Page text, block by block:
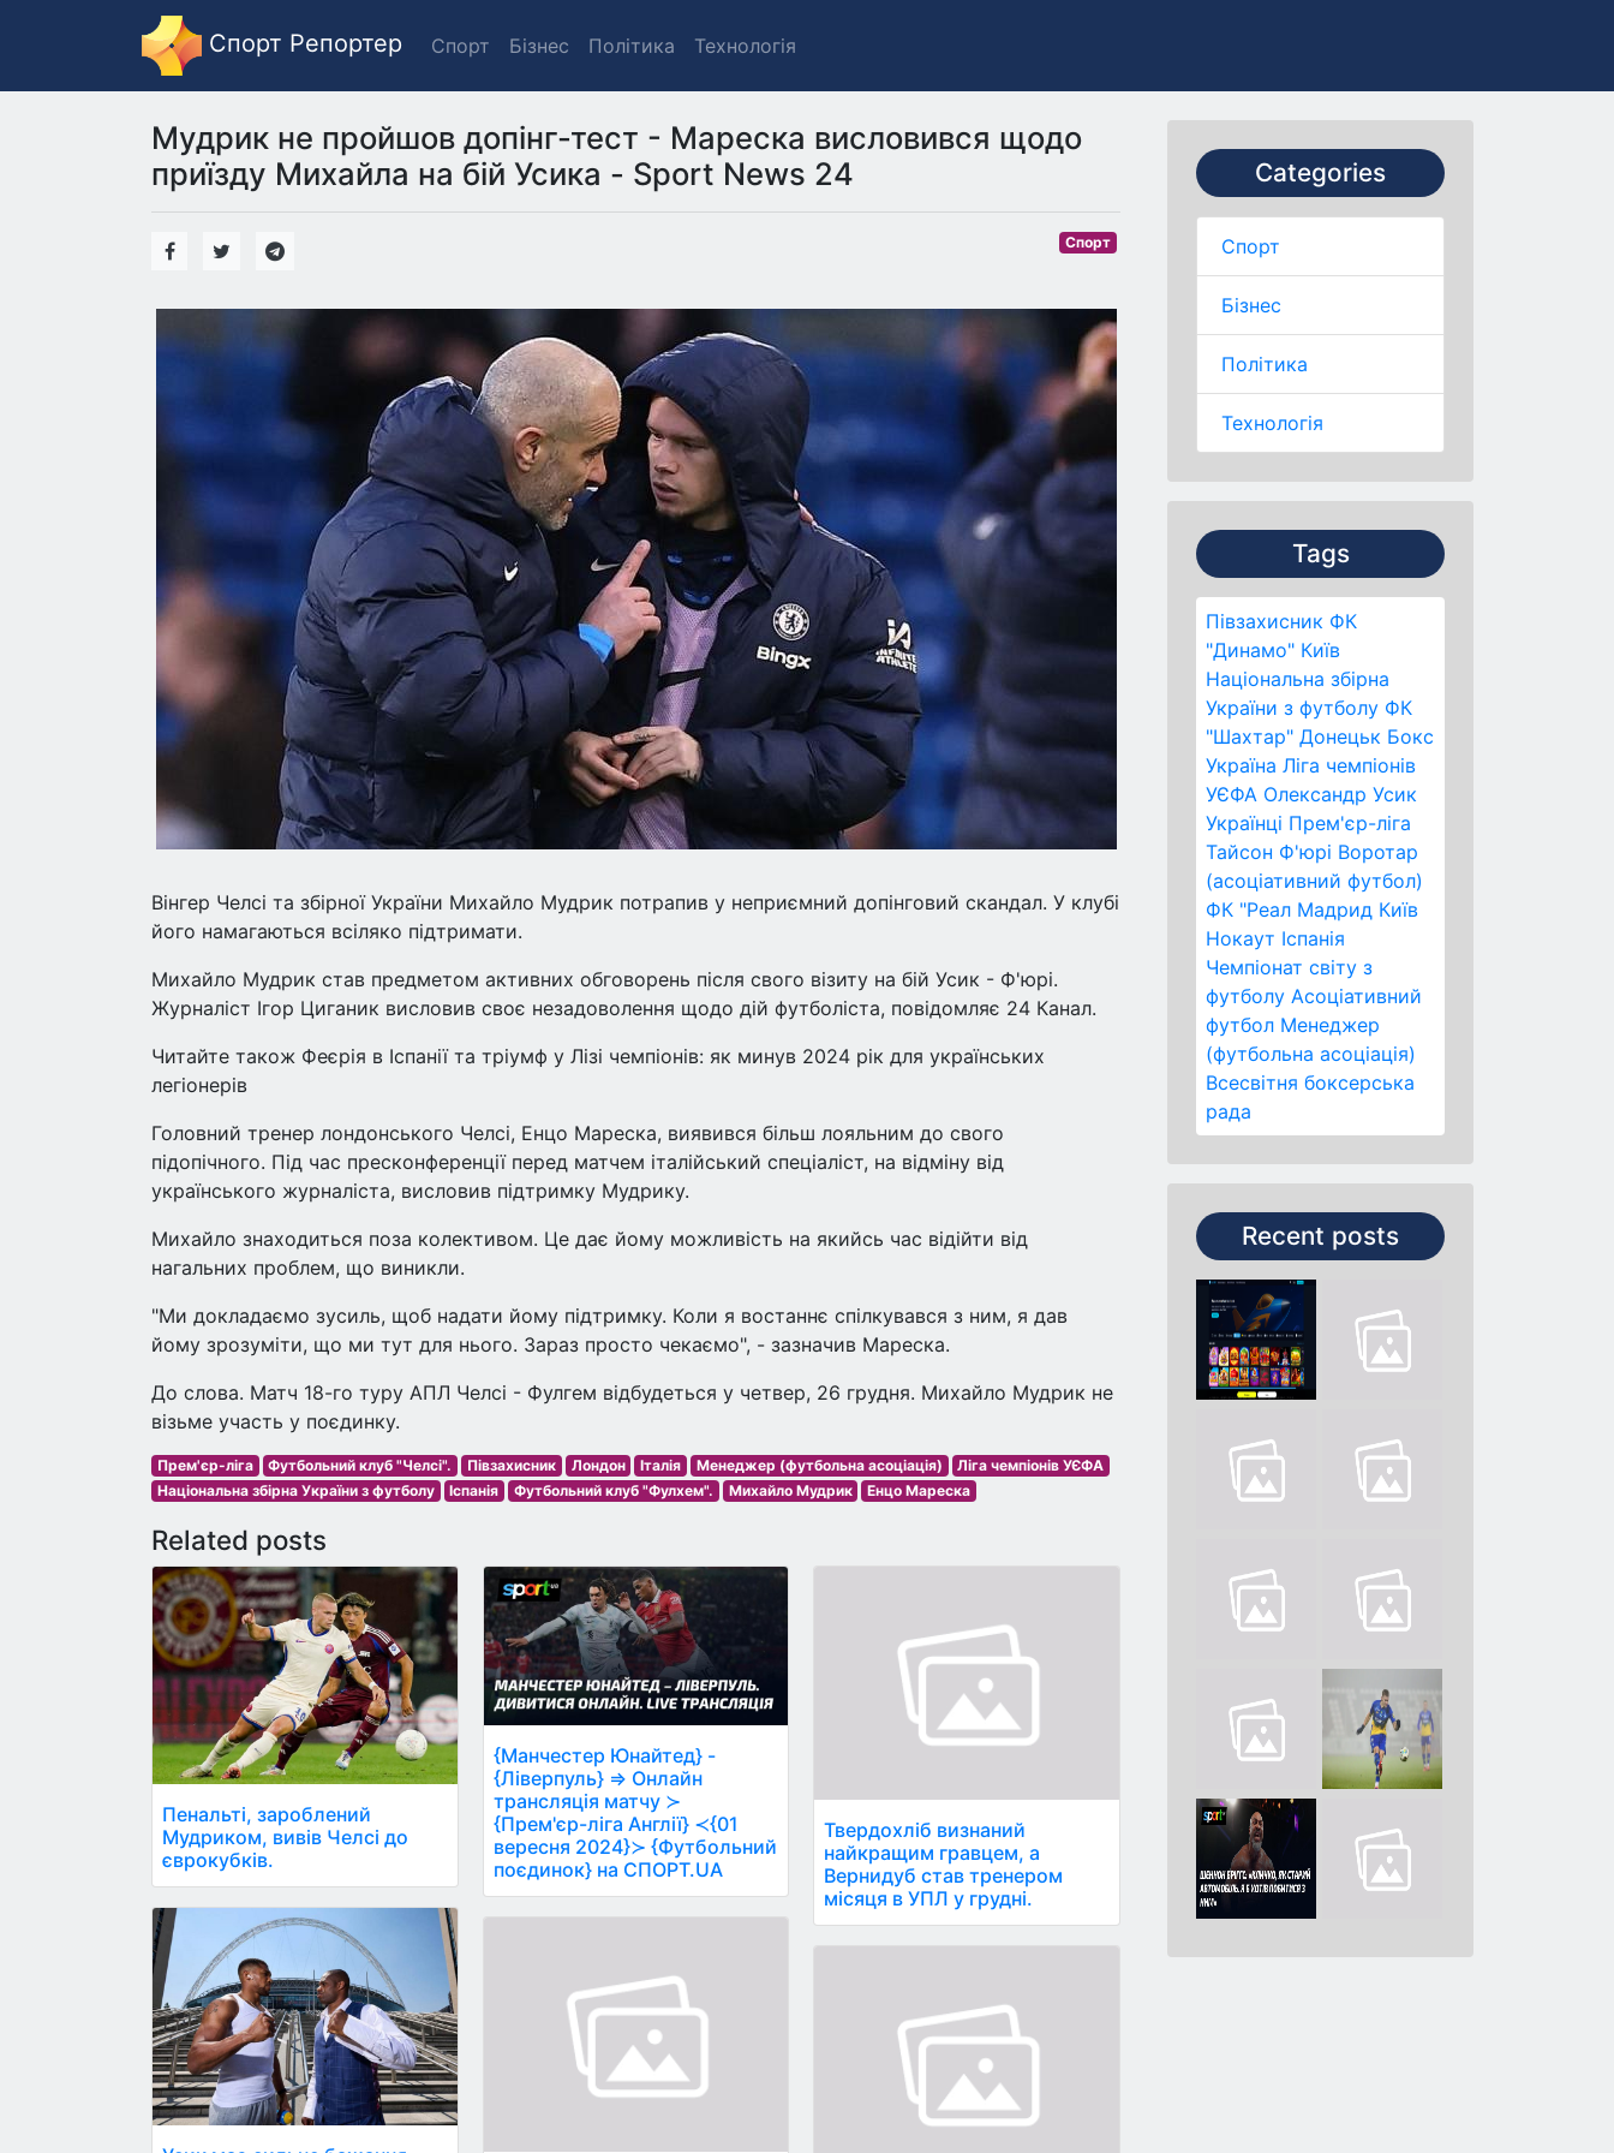
Спорт Репортер Спорт Бізнес Політика Технологія
Categories
Спорт
Бізнес
Політика
Технологія
Tags
Півзахисник ФК
"Динамо" Київ
Національна збірна
України з футболу ФК
"Шахтар" Донецьк Бокс
Україна Ліга чемпіонів
УЄФА Олександр Усик
Українці Прем'єр-ліга
Тайсон Ф'юрі Воротар
(асоціативний футбол)
ФК "Реал Мадрид Київ
Нокаут Іспанія
Чемпіонат світу з
футболу Асоціативний
футбол Менеджер
(футбольна асоціація)
Всесвітня боксерська
рада
Recent posts
Мудрик не пройшов допінг-тест - Мареска висловився щодо
приїзду Михайла на бій Усика - Sport News 24
Спорт
Вінгер Челсі та збірної України Михайло Мудрик потрапив у неприємний допінговий скандал. У клубі
його намагаються всіляко підтримати.
Михайло Мудрик став предметом активних обговорень після свого візиту на бій Усик - Ф'юрі.
Журналіст Ігор Циганик висловив своє незадоволення щодо дій футболіста, повідомляє 24 Канал.
Читайте також Феєрія в Іспанії та тріумф у Лізі чемпіонів: як минув 2024 рік для українських
легіонерів
Головний тренер лондонського Челсі, Енцо Мареска, виявився більш лояльним до свого
підопічного. Під час пресконференції перед матчем італійський спеціаліст, на відміну від
українського журналіста, висловив підтримку Мудрику.
Михайло знаходиться поза колективом. Це дає йому можливість на якийсь час відійти від
нагальних проблем, що виникли.
"Ми докладаємо зусиль, щоб надати йому підтримку. Коли я востаннє спілкувався з ним, я дав
йому зрозуміти, що ми тут для нього. Зараз просто чекаємо", - зазначив Мареска.
До слова. Матч 18-го туру АПЛ Челсі - Фулгем відбудеться у четвер, 26 грудня. Михайло Мудрик не
візьме участь у поєдинку.
Прем'єр-ліга Футбольний клуб "Челсі". Півзахисник Лондон Італія Менеджер (футбольна асоціація)
Ліга чемпіонів УЄФА
Національна збірна України з футболу
Іспанія Футбольний клуб "Фулхем". Михайло Мудрик Енцо Мареска
Related posts
Пенальті, зароблений
Мудриком, вивів Челсі до
єврокубків.
{Манчестер Юнайтед} -
{Ліверпуль} ⇒ Онлайн
трансляція матчу ≻
{Прем'єр-ліга Англії} ≺{01
вересня 2024}≻ {Футбольний
поєдинок} на СПОРТ.UA
Твердохліб визнаний
найкращим гравцем, а
Вернидуб став тренером
місяця в УПЛ у грудні.